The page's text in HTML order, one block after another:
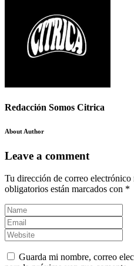
Redacción Somos Citrica
About Author
Leave a comment
Tu dirección de correo electrónico
obligatorios están marcados con *
Guarda mi nombre, correo